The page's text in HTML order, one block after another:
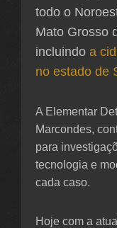
todo o
Mato Grosso
incluindo a
no estado de
A Elementar
Marcondes,
para
tecnologia e
cada caso.
Hoje com a